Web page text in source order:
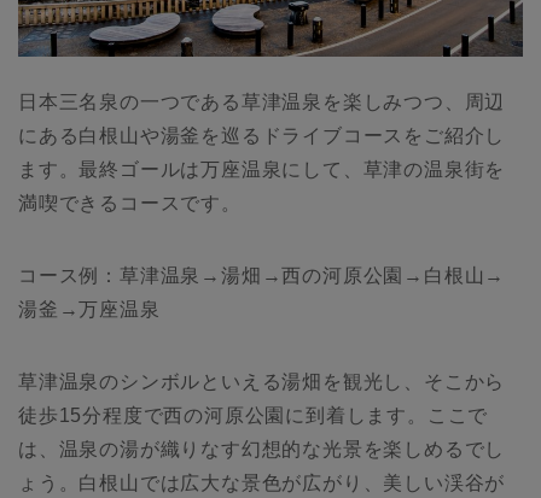
日本三名泉の一つである草津温泉を楽しみつつ、周辺
にある白根山や湯釜を巡るドライブコースをご紹介し
ます。最終ゴールは万座温泉にして、草津の温泉街を
満喫できるコースです。
コース例：草津温泉→湯畑→西の河原公園→白根山→
湯釜→万座温泉
草津温泉のシンボルといえる湯畑を観光し、そこから
徒歩15分程度で西の河原公園に到着します。ここで
は、温泉の湯が織りなす幻想的な光景を楽しめるでし
ょう。白根山では広大な景色が広がり、美しい渓谷が